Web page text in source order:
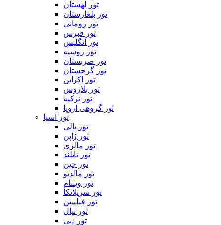
تور لهستان
تور بلغارستان
تور رومانی
تور قبرس
تور انگلیس
تور روسیه
تور صربستان
تور گرجستان
تور اکراین
تور بلاروس
تور ترکیه
تور گروهی اروپا
تور آسیا
تور بالی
تور ژاپن
تور مالزی
تور تایلند
تور چین
تور مالدیو
تور ویتنام
تور سریلانکا
تور فیلیپین
تور نپال
تور دبی